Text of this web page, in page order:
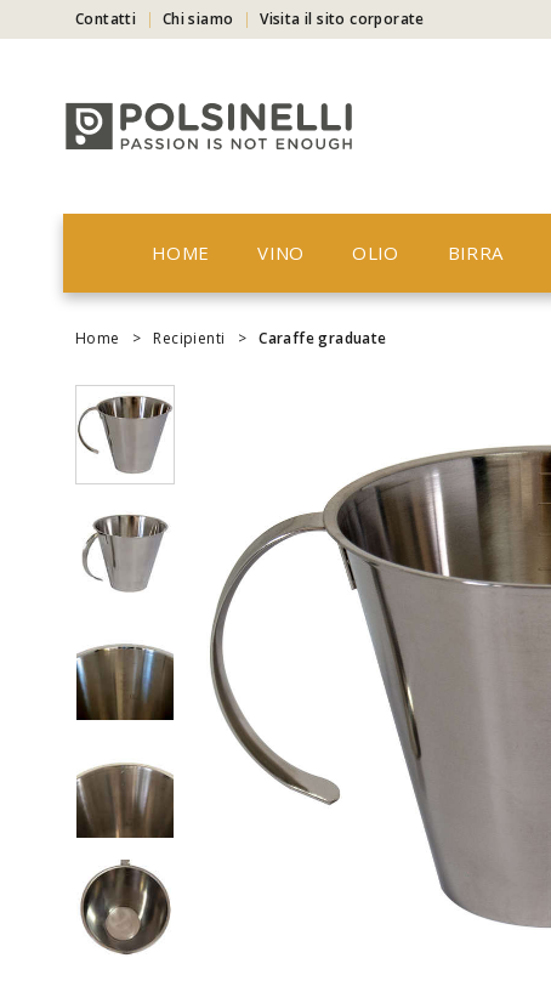
Contatti Chi siamo Visita il sito corporate
HOME VINO OLIO BIRRA
Home > Recipienti > Caraffe graduate